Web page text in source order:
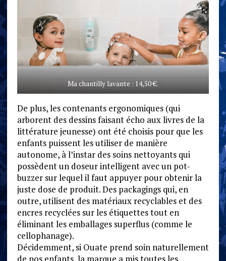
Ma chantilly lavante : 14,50 €.
De plus, les contenants ergonomiques (qui
arborent des dessins faisant écho aux livres de la
littérature jeunesse) ont été choisis pour que les
enfants puissent les utiliser de manière
autonome, à l’instar des soins nettoyants qui
possèdent un doseur intelligent avec un pot-
buzzer sur lequel il faut appuyer pour obtenir la
juste dose de produit. Des packagings qui, en
outre, utilisent des matériaux recyclables et des
encres recyclées sur les étiquettes tout en
éliminant les emballages superflus (comme le
cellophanage).
Décidemment, si Ouate prend soin naturellement